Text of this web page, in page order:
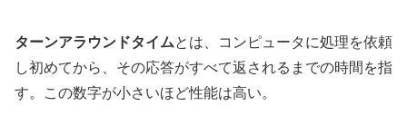
ターンアラウンドタイムとは、コンピュータに処理を依頼
し初めてから、その応答がすべて返されるまでの時間を指
す。この数字が小さいほど性能は高い。